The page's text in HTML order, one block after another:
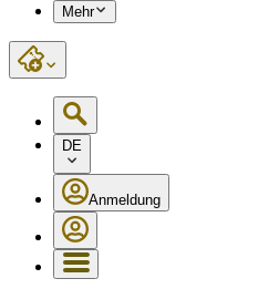
Mehr
DE
Anmeldung